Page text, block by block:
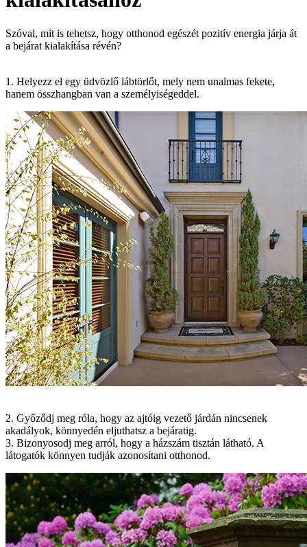
Szóval, mit is tehetsz, hogy otthonod egészét pozitív energia járja át
a bejárat kialakítása révén?
1. Helyezz el egy üdvözlő lábtörlőt, mely nem unalmas fekete,
hanem összhangban van a személyiségeddel.
2. Győződj meg róla, hogy az ajtóig vezető járdán nincsenek
akadályok, könnyedén eljuthatsz a bejáratig.
3. Bizonyosodj meg arról, hogy a házszám tisztán látható. A
látogatók könnyen tudják azonosítani otthonod.